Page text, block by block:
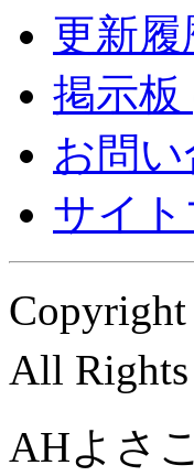
更新履
掲示板
お問
サイ
All Rights
AHよさ